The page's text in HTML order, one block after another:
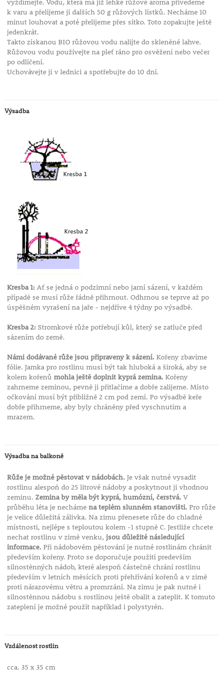
vyždímejte. Vodu, která má již lehké růžové aroma přivedeme
k varu a přelijeme jí dalších 50 g růžových lístků. Necháme 10
minut louhovat a poté přelijeme přes sítko. Toto zopakujte ještě
jedenkrát.
Takto získanou BIO růžovou vodu nalijte do skleněné lahve.
Růžovou vodu používejte na pleť ráno pro osvěžení nebo večer
po odlíčení.
Uchovávejte ji v lednici a spotřebujte do 10 dní.
Výsadba
Kresba 1:Ať se jedná o podzimní nebo jarní sázení, v každém
případě se musí růže řádně přihrnout. Odhrnou se teprve až po
úspěšném vyrašení na jaře - nejdříve 4 týdny po výsadbě.
Kresba 2:Stromkové růže potřebují kůl, který se zatluče před
sázením do země.
Námi dodávané růže jsou připraveny k sázení.Kořeny zbavíme
fólie. Jamka pro rostlinu musí být tak hluboká a široká, aby se
kolem kořenů mohla ještě doplnit kyprá zemina.Kořeny
zahrneme zeminou, pevně ji přitlačíme a dobře zalijeme. Místo
očkování musí být přibližně 2 cm pod zemí. Po výsadbě keře
dobře přihrneme, aby byly chráněny před vyschnutím a
mrazem.
Výsadba na balkoně
Růže je možné pěstovat v nádobách.Je však nutné vysadit
rostlinu alespoň do 25 litrové nádoby a poskytnout ji vhodnou
zeminu. Zemina by měla být kyprá, humózní, čerstvá.V
průběhu léta je necháme na teplém slunném stanovišti.Pro růže
je velice důležitá zálivka. Na zimu přenesete růže do chladné
místnosti, nejlépe s teploutou kolem -1 stupně C. Jestliže chcete
nechat rostlinu v zimě venku, jsou důležité následující
informace.Při nádobovém pěstování je nutné rostlinám chránit
především kořeny. Proto se doporučuje použití predevším
silnostěnných nádob, které alespoň částečně chrání rostlinu
především v letních měsících proti přehřívání kořenů a v zimě
proti nárazovému větru a promrzání. Na zimu je pak nutné i
silnostěnnou nádobu s rostlinou ještě obalit a zateplit. K tomuto
zateplení je možné použít například i polystyrén.
Vzdálenost rostlin
cca. 35 x 35 cm